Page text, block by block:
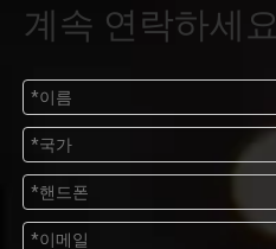
계속 연락하세요